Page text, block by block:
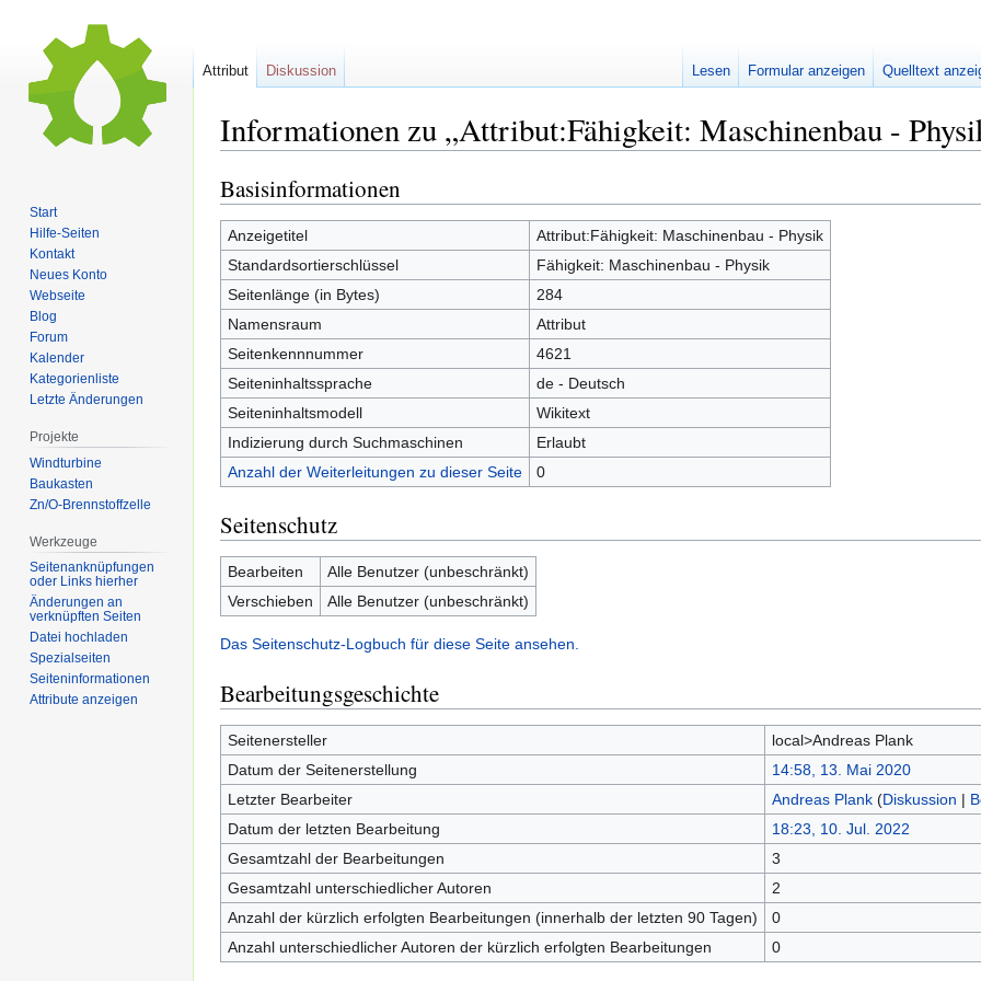
Informationen zu „Attribut:Fähigkeit: Maschinenbau -
Zur
Navigation
springen
Zur
Suche
springen
Basisinformationen
Anzeigetitel
Attribut:Fähigkeit: Maschinenbau - Physik
Standardsortierschlüssel
Fähigkeit: Maschinenbau - Physik
Seitenlänge (in Bytes)
284
Namensraum
Attribut
Seitenkennnummer
4621
Seiteninhaltssprache
de - Deutsch
Seiteninhaltsmodell
Wikitext
Indizierung durch Suchmaschinen
Erlaubt
Anzahl der Weiterleitungen zu dieser Seite
0
Seitenschutz
Bearbeiten
Alle Benutzer (unbeschränkt)
Verschieben
Alle Benutzer (unbeschränkt)
Das Seitenschutz-Logbuch für diese Seite ansehen.
Bearbeitungsgeschichte
Seitenersteller
local>Andreas Plank
Datum der Seitenerstellung
14:58, 13. Mai 2020
Letzter Bearbeiter
Andreas Plank (Diskussion |
Datum der letzten Bearbeitung
18:23, 10. Jul. 2022
Gesamtzahl der Bearbeitungen
3
Gesamtzahl unterschiedlicher Autoren
2
Anzahl der kürzlich erfolgten Bearbeitungen (innerhalb der letzten 90 Tagen)
0
Anzahl unterschiedlicher Autoren der kürzlich erfolgten Bearbeitungen
0
Attribut Diskussion Lesen Formular anzeigen Quelltext
Start
Hilfe-Seiten
Kontakt
Neues Konto
Webseite
Blog
Forum
Kalender
Kategorienliste
Letzte Änderungen
Projekte
Windturbine
Baukasten
Zn/O-Brennstoffzelle
Werkzeuge
Seitenanknüpfungen
oder Links hierher
Änderungen an
verknüpften Seiten
Datei hochladen
Spezialseiten
Seiten­informationen
Attribute anzeigen